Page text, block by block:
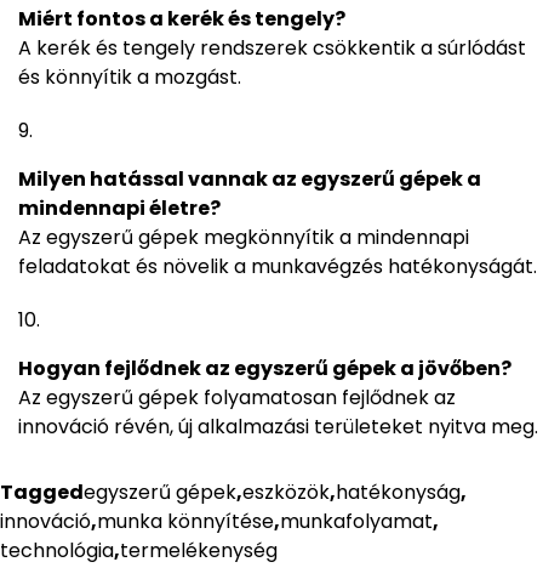
Miért fontos a kerék és tengely?
A kerék és tengely rendszerek csökkentik a súrlódást
és könnyítik a mozgást.
Milyen hatással vannak az egyszerű gépek a
mindennapi életre?
Az egyszerű gépek megkönnyítik a mindennapi
feladatokat és növelik a munkavégzés hatékonyságát.
Hogyan fejlődnek az egyszerű gépek a jövőben?
Az egyszerű gépek folyamatosan fejlődnek az
innováció révén, új alkalmazási területeket nyitva meg.
Taggedegyszerű gépek,eszközök,hatékonyság,
innováció,munka könnyítése,munkafolyamat,
technológia,termelékenység